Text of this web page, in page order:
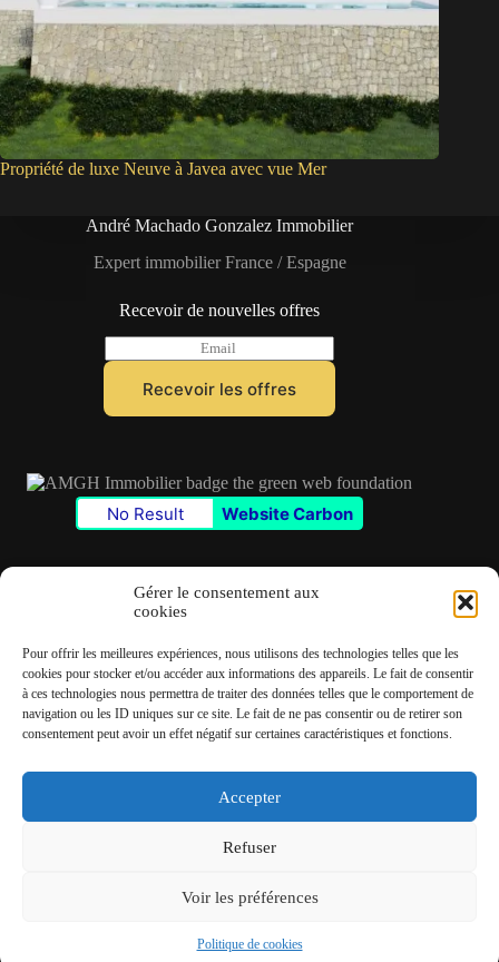
Gérer le consentement aux
cookies
Pour offrir les meilleures expériences, nous utilisons des technologies telles que les
cookies pour stocker et/ou accéder aux informations des appareils. Le fait de consentir
à ces technologies nous permettra de traiter des données telles que le comportement de
navigation ou les ID uniques sur ce site. Le fait de ne pas consentir ou de retirer son
consentement peut avoir un effet négatif sur certaines caractéristiques et fonctions.
Accepter
Refuser
Voir les préférences
Politique de cookies
Propriété de luxe Neuve à Javea avec vue Mer
André Machado Gonzalez Immobilier
Expert immobilier France / Espagne
Recevoir de nouvelles offres
m
l
Recevoir les offres
No Result Website Carbon
✆06 22 39 73 24
✉contact@amgh-immobilier.com
Copyright © 2026 - André Machado Gonzalez Immobilier